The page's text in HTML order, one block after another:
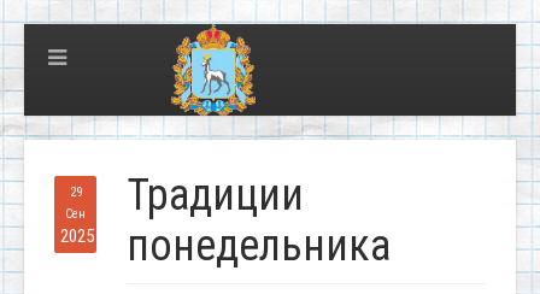
29
Сен
2025
Традиции
понедельника